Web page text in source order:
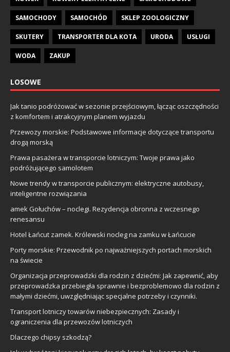
SAMOCHODY SAMOCHÓD SKLEP ZOOLOGICZNY
SKUTERY TRANSPORTER DLA KOTA URODA USŁUGI
WODA ZAKUP
LOSOWE
Jak tanio podróżować w sezonie przejściowym, łącząc oszczędności
z komfortem i atrakcyjnym planem wyjazdu
Przewozy morskie: Podstawowe informacje dotyczące transportu
drogą morską
Prawa pasażera w transporcie lotniczym: Twoje prawa jako
podróżującego samolotem
Nowe trendy w transporcie publicznym: elektryczne autobusy,
inteligentne rozwiązania
amek Gołuchów – noclegi. Rezydencja obronna z wczesnego
renesansu
Hotel Łańcut zamek. Królewski nocleg na zamku w Łańcucie
Porty morskie: Przewodnik po najważniejszych portach morskich
na świecie
Organizacja przeprowadzki dla rodzin z dziećmi: Jak zapewnić, aby
przeprowadzka przebiegła sprawnie i bezproblemowo dla rodzin z
małymi dziećmi, uwzględniając specjalne potrzeby i czynniki.
Transport lotniczy towarów niebezpiecznych: Zasady i
ograniczenia dla przewozów lotniczych
Dlaczego chipsy szkodzą?